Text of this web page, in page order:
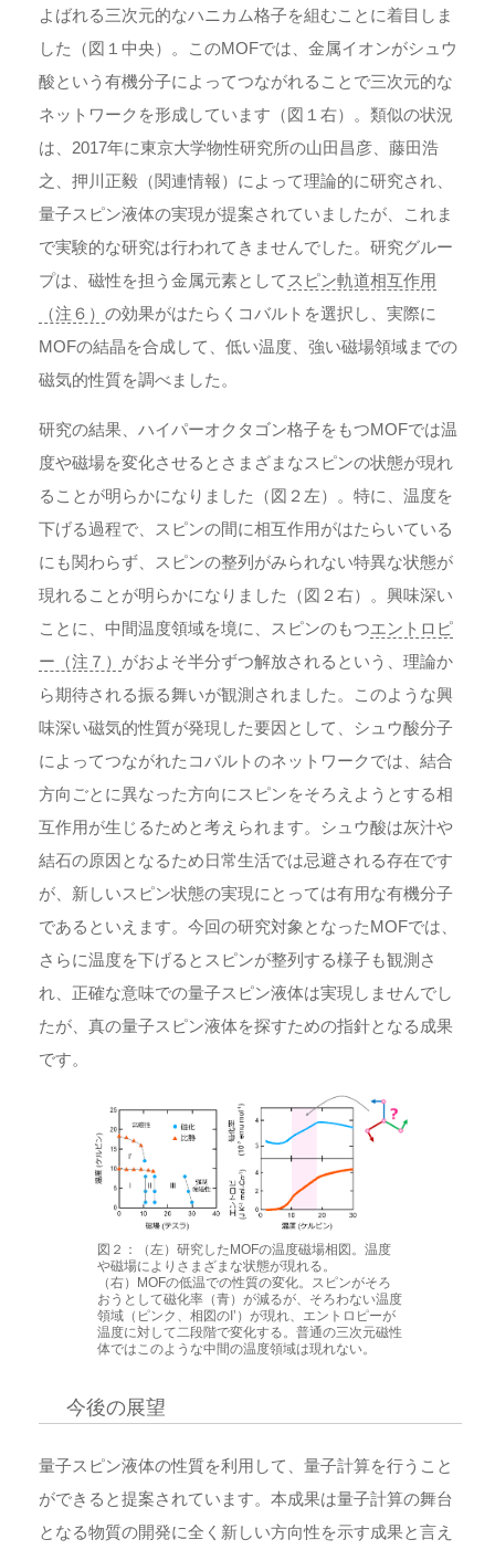
よばれる三次元的なハニカム格子を組むことに着目しま
した（図１中央）。このMOFでは、金属イオンがシュウ
酸という有機分子によってつながれることで三次元的な
ネットワークを形成しています（図１右）。類似の状況
は、2017年に東京大学物性研究所の山田昌彦、藤田浩
之、押川正毅（関連情報）によって理論的に研究され、
量子スピン液体の実現が提案されていましたが、これま
で実験的な研究は行われてきませんでした。研究グルー
プは、磁性を担う金属元素として スピン軌道相互作用
（注６） の効果がはたらくコバルトを選択し、実際に
MOFの結晶を合成して、低い温度、強い磁場領域までの
磁気的性質を調べました。
研究の結果、ハイパーオクタゴン格子をもつMOFでは温
度や磁場を変化させるとさまざまなスピンの状態が現れ
ることが明らかになりました（図２左）。特に、温度を
下げる過程で、スピンの間に相互作用がはたらいている
にも関わらず、スピンの整列がみられない特異な状態が
現れることが明らかになりました（図２右）。興味深い
ことに、中間温度領域を境に、スピンのもつエントロピ
ー（注７） がおよそ半分ずつ解放されるという、理論か
ら期待される振る舞いが観測されました。このような興
味深い磁気的性質が発現した要因として、シュウ酸分子
によってつながれたコバルトのネットワークでは、結合
方向ごとに異なった方向にスピンをそろえようとする相
互作用が生じるためと考えられます。シュウ酸は灰汁や
結石の原因となるため日常生活では忌避される存在です
が、新しいスピン状態の実現にとっては有用な有機分子
であるといえます。今回の研究対象となったMOFでは、
さらに温度を下げるとスピンが整列する様子も観測さ
れ、正確な意味での量子スピン液体は実現しませんでし
たが、真の量子スピン液体を探すための指針となる成果
です。
図２：（左）研究したMOFの温度磁場相図。温度
や磁場によりさまざまな状態が現れる。
（右）MOFの低温での性質の変化。スピンがそろ
おうとして磁化率（青）が減るが、そろわない温度
領域（ピンク、相図のI’）が現れ、エントロピーが
温度に対して二段階で変化する。普通の三次元磁性
体ではこのような中間の温度領域は現れない。
今後の展望
量子スピン液体の性質を利用して、量子計算を行うこと
ができると提案されています。本成果は量子計算の舞台
となる物質の開発に全く新しい方向性を示す成果と言え